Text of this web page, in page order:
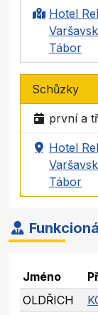
Hotel
Tábor
Schůzky
první a
Hotel
Tábor
Jméno
OLDŘICH